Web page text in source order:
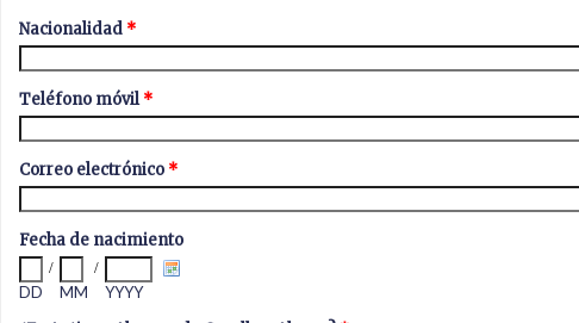
Nacionalidad *
Teléfono móvil*
Correo electrónico *
Fecha de nacimiento
DD
/
MM
/
YYYY